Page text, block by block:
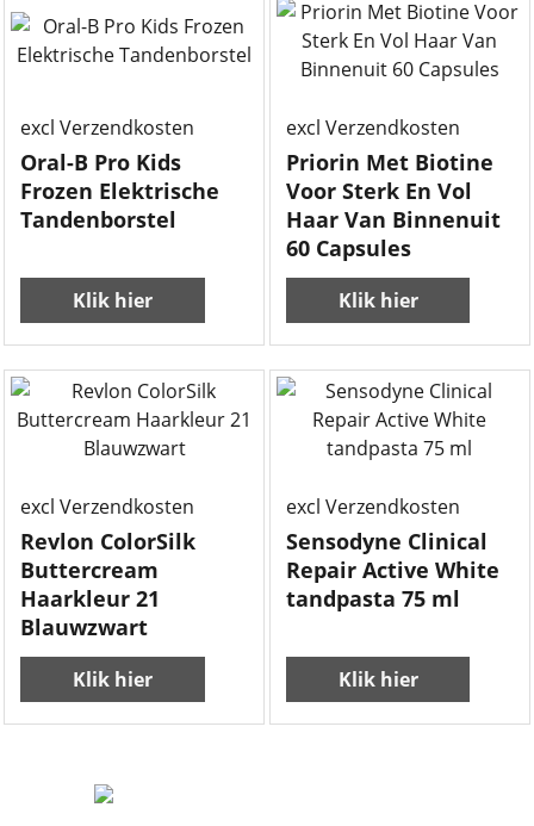
excl Verzendkosten
Oral-B Pro Kids
Frozen Elektrische
Tandenborstel
Klik hier
excl Verzendkosten
Priorin Met Biotine
Voor Sterk En Vol
Haar Van Binnenuit
60 Capsules
Klik hier
excl Verzendkosten
Revlon ColorSilk
Buttercream
Haarkleur 21
Blauwzwart
Klik hier
excl Verzendkosten
Sensodyne Clinical
Repair Active White
tandpasta 75 ml
Klik hier